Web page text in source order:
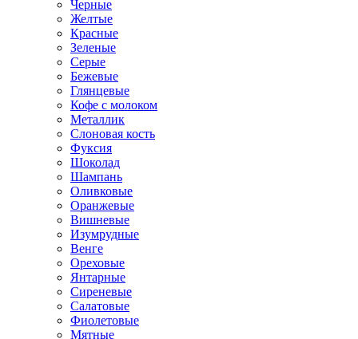
Черные
Желтые
Красные
Зеленые
Серые
Бежевые
Глянцевые
Кофе с молоком
Металлик
Слоновая кость
Фуксия
Шоколад
Шампань
Оливковые
Оранжевые
Вишневые
Изумрудные
Венге
Ореховые
Янтарные
Сиреневые
Салатовые
Фиолетовые
Мятные